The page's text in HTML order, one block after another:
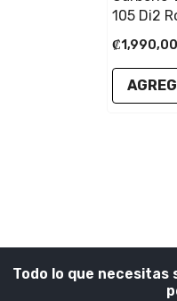
105 Di2
Todo lo que